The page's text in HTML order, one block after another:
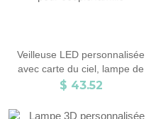
Veilleuse LED personnalisée
avec carte du ciel, lampe de
nuit représentant les
et lieu, cadeau
$ 43.52